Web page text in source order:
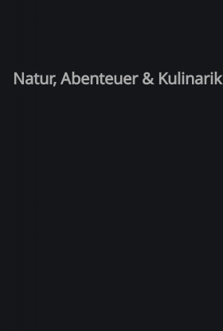
Natur, Abenteuer & Kulinarik